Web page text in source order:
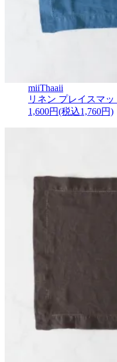
miiThaaii
リネン プレイスマ
1,600円(税込1,760円)